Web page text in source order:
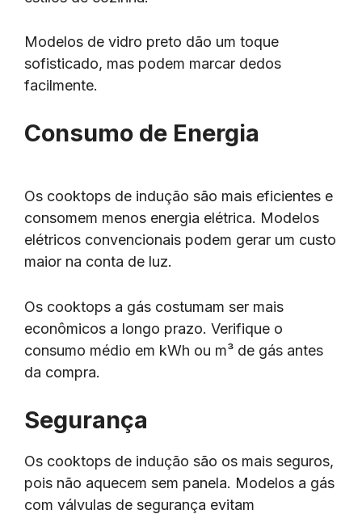
Modelos de vidro preto dão um toque
sofisticado, mas podem marcar dedos
facilmente.
Consumo de Energia
Os cooktops de indução são mais eficientes e
consomem menos energia elétrica. Modelos
elétricos convencionais podem gerar um custo
maior na conta de luz.
Os cooktops a gás costumam ser mais
econômicos a longo prazo. Verifique o
consumo médio em kWh ou m³ de gás antes
da compra.
Segurança
Os cooktops de indução são os mais seguros,
pois não aquecem sem panela. Modelos a gás
com válvulas de segurança evitam